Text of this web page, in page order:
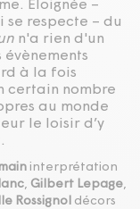
Éloignée –
respecte – du
n'a rien d'un
à la fois
certain nombre
au monde
le loisir d’y
interprétation
, Gilbert Lepage,
Rossignol décors